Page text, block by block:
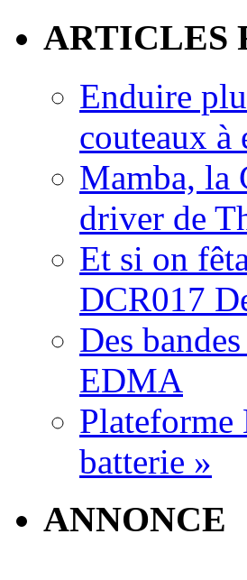
ARTICLES
Enduire
couteaux à
Mamba, la
driver de
Et si on
DCR017
Des
EDMA
batterie »
ANNONCE